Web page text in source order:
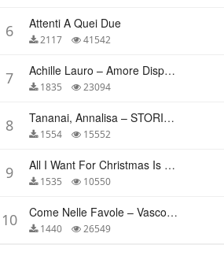
6 Attenti A Quei Due
2117 41542
7 Achille Lauro – Amore Disperato
1835 23094
8 Tananai, Annalisa – STORIE BREVI
1554 15552
9 All I Want For Christmas Is You – Mariah Carey
1535 10550
10 Come Nelle Favole – Vasco Rossi
1440 26549